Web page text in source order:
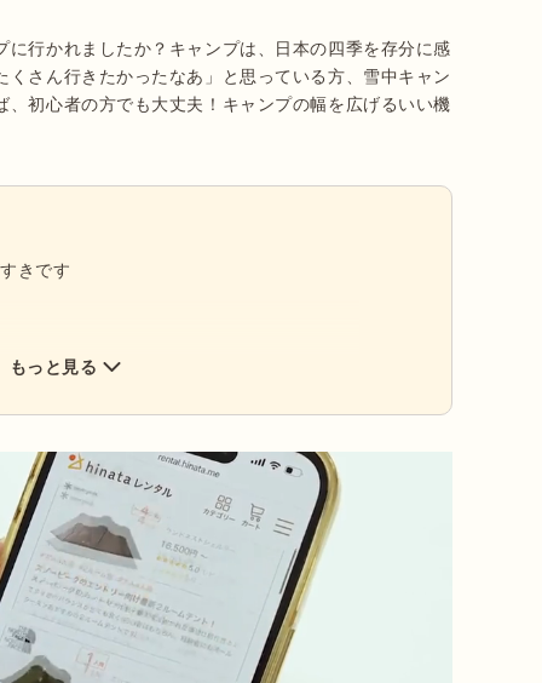
行かれましたか？キャンプは、日本の四季を存分に感
さん行きたかったなあ」と思っている方、雪中キャン
初心者の方でも大丈夫！キャンプの幅を広げるいい機
きです
もっと見る